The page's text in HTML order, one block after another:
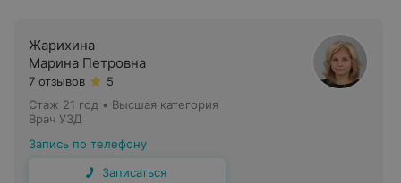
Основные виды УЗИ, доступные в
«ИдеалМед»:
Жарихина
Марина Петровна
7 отзывов
5
Стаж 21 год • Высшая категория
Врач УЗД
Запись по телефону
Записаться